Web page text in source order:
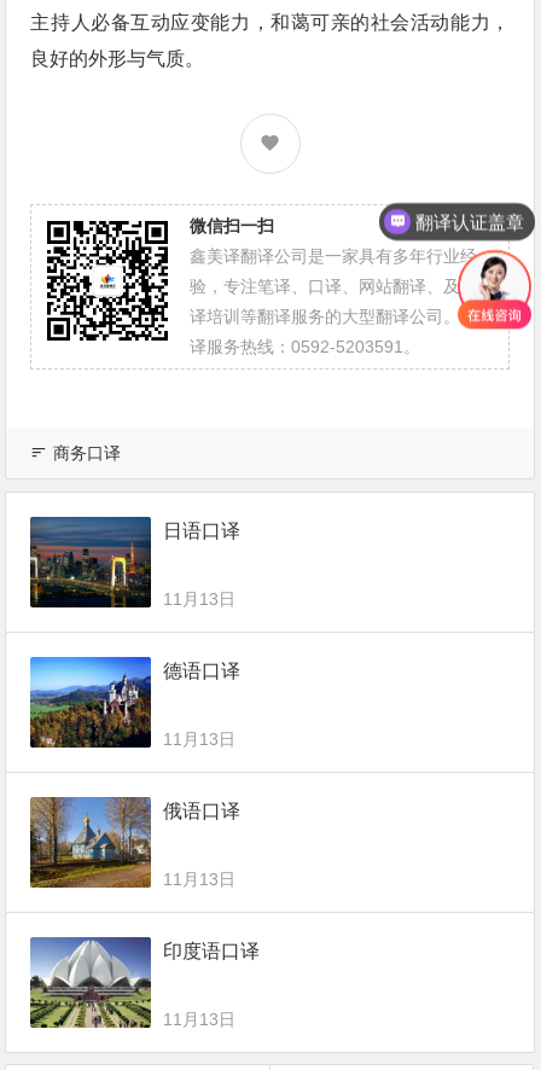
主持人必备互动应变能力，和蔼可亲的社会活动能力，
良好的外形与气质。
微信扫一扫
鑫美译翻译公司是一家具有多年行业经
验，专注笔译、口译、网站翻译、及翻
译培训等翻译服务的大型翻译公司。翻
译服务热线：0592-5203591。
商务口译
日语口译
11月13日
德语口译
11月13日
俄语口译
11月13日
印度语口译
11月13日
翻译认证盖章